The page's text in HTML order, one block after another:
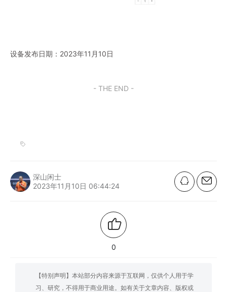
设备发布日期：2023年11月10日
- THE END -
深山闲士
2023年11月10日 06:44:24
0
【特别声明】本站部分内容来源于互联网，仅供个人用于学
习、研究，不得用于商业用途。如有关于文章内容、版权或